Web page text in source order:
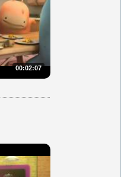
00:02:07